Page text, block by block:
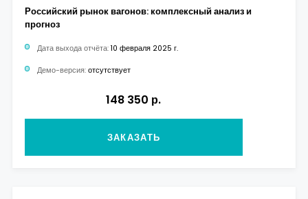
Российский рынок вагонов: комплексный анализ и
прогноз
Дата выхода отчёта: 10 февраля 2025 г.
Демо-версия: отсутствует
148 350 р.
ЗАКАЗАТЬ